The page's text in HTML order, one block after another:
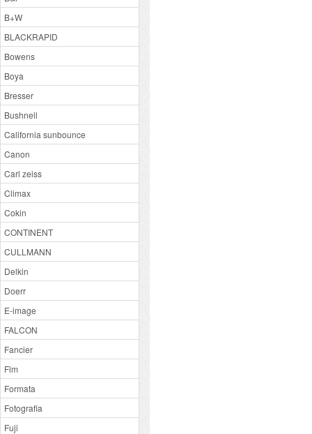
B+W
BLACKRAPID
Bowens
Boya
Bresser
Bushnell
California sunbounce
Canon
Carl zeiss
Climax
Cokin
CONTINENT
CULLMANN
Delkin
Doerr
E-image
FALCON
Fancier
Flm
Formata
Fotografia
Fuji